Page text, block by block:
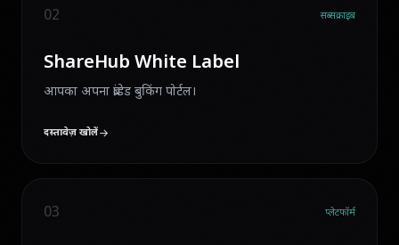
02 सब्सक्राइब
ShareHub White Label
आपका अपना ब्रांडेड बुकिंग पोर्टल।
दस्तावेज़ खोलें
03 प्लेटफॉर्म